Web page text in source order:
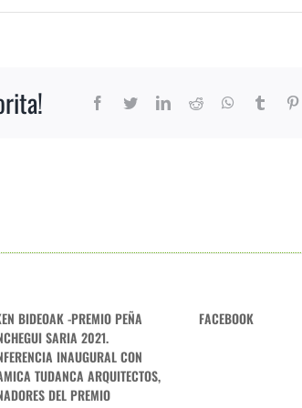
Facebook
TwitterLinkedIn
Reddit Whatsapp
Tumblr
BIDEOAK -PREMIO PEÑA
SARIA 2021.
INAUGURAL CON
TUDANCA ARQUITECTOS,
DEL PREMIO
FACEBOOK